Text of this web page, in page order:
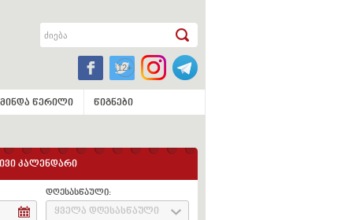
წერილი წიგნები
კალენდარი
დღესასწაული:
ყველა დღესასწაული